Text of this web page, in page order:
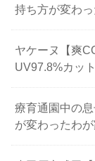
持ち方が変わ
ヤケーヌ【爽
UV97.8%カッ
療育通園中の
が変わったわ